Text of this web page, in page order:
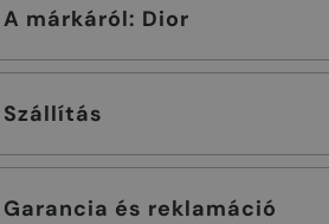
A márkáról: Dior
Szállítás
Garancia és reklamáció